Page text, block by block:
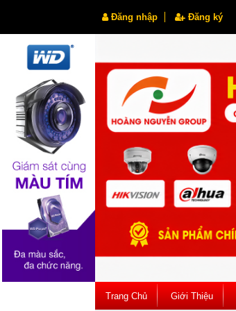
Đăng nhập Đăng ký
Trang Chủ Giới Thiệu